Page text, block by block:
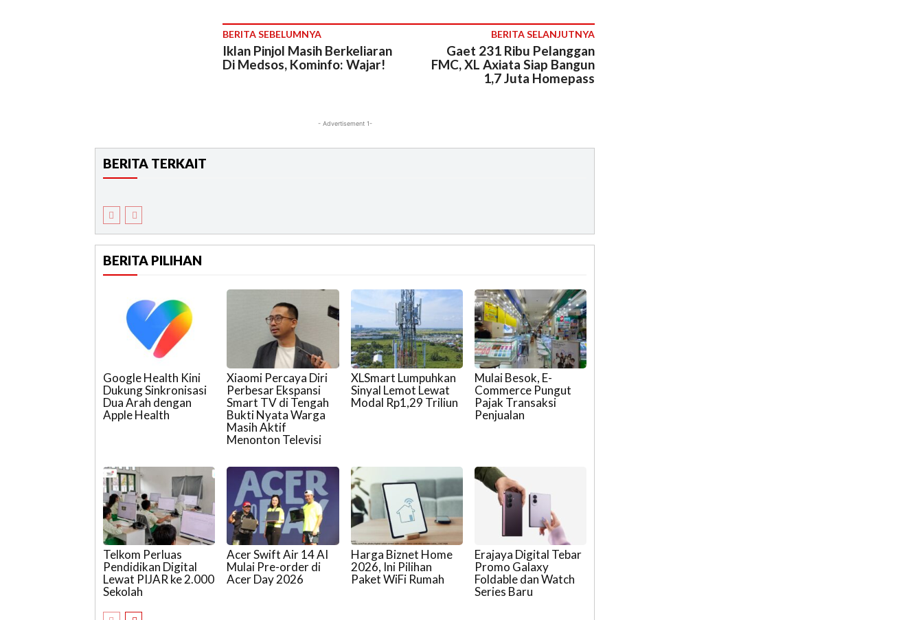
BERITA SEBELUMNYA
Iklan Pinjol Masih Berkeliaran
Di Medsos, Kominfo: Wajar!
BERITA SELANJUTNYA
Gaet 231 Ribu Pelanggan
FMC, XL Axiata Siap Bangun
1,7 Juta Homepass
- Advertisement 1-
BERITA TERKAIT
BERITA PILIHAN
Google Health Kini
Dukung Sinkronisasi
Dua Arah dengan
Apple Health
Xiaomi Percaya Diri
Perbesar Ekspansi
Smart TV di Tengah
Bukti Nyata Warga
Masih Aktif
Menonton Televisi
XLSmart Lumpuhkan
Sinyal Lemot Lewat
Modal Rp1,29 Triliun
Mulai Besok, E-
Commerce Pungut
Pajak Transaksi
Penjualan
Telkom Perluas
Pendidikan Digital
Lewat PIJAR ke 2.000
Sekolah
Acer Swift Air 14 AI
Mulai Pre-order di
Acer Day 2026
Harga Biznet Home
2026, Ini Pilihan
Paket WiFi Rumah
Erajaya Digital Tebar
Promo Galaxy
Foldable dan Watch
Series Baru